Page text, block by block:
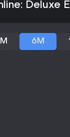
Deluxe
6M